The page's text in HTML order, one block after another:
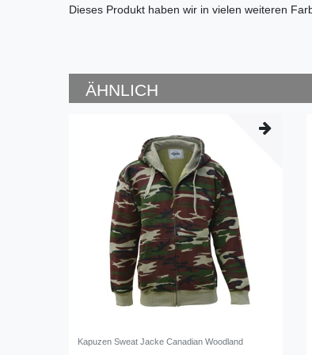
Dieses Produkt haben wir in vielen weiteren
ÄHNLICH
Kapuzen Sweat Jacke Canadian Woodland